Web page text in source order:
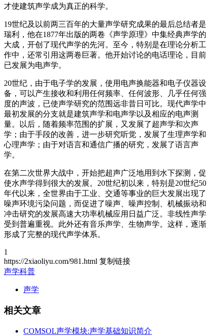
才使建筑声学成为真正的科学。
19世纪及以前两三百年的大量声学研究成果的最后总结者是
瑞利，他在1877年出版的两卷《声学原理》中集经典声学的
大成，开创了现代声学的先河。至今，特别是在理论分析工
作中，还常引用这两卷巨著。他开始讨论的电话理论，目前
已发展为电声学。
20世纪，由于电子学的发展，使用电声换能器和电子仪器设
备，可以产生接收和利用任何频率、任何波形、几乎任何强
度的声波，已使声学研究的范围远非昔日可比。现代声学中
最初发展的分支就是建筑声学和电声学以及相应的电声测
量。以后，随着频率范围的扩展，又发展了超声学和次声
学；由于手段的改善，进一步研究听觉，发展了生理声学和
心理声学；由于对语言和通信广播的研究，发展了语言声
学。
在第二次世界大战中，开始把超声广泛地用到水下探测，促
使水声学得到很大的发展。20世纪初以来，特别是20世纪50
年代以来，全世界由于工业、交通等事业的巨大发展出现了
噪声环境污染问题，而促进了噪声、噪声控制、机械振动和
冲击研究的发展高速大功率机械应用日益广泛。非线性声学
受到普遍重视。此外还有音乐声学、生物声学。这样，逐渐
形成了完整的现代声学体系。
1
https://2xiaoliyu.com/981.html 复制链接
声学科普
声学
相关文章
COMSOL声学模块:声学基础知识简介